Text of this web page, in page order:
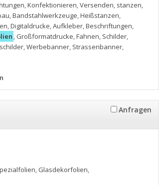
,Konfektionieren,Versenden, stanzen,
,Bandstahlwerkzeuge,Heißstanzen,
,Digitaldrucke,Aufkleber,Beschriftungen,
, Großformatdrucke,Fahnen, Schilder,
,Werbebanner, Strassenbanner,
Anfragen
, Glasdekorfolien,